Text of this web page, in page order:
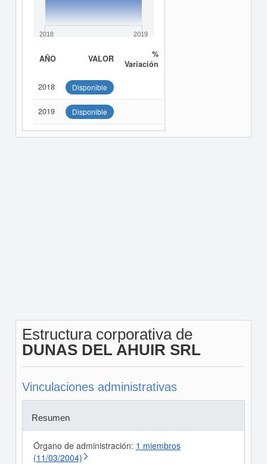
2018 2019
AÑO VALOR
%
Variación
2018 Disponible
2019 Disponible
Estructura corporativa de
DUNAS DEL AHUIR SRL
Vinculaciones administrativas
Resumen
Órgano de administración: 1 miembros
(11/03/2004)